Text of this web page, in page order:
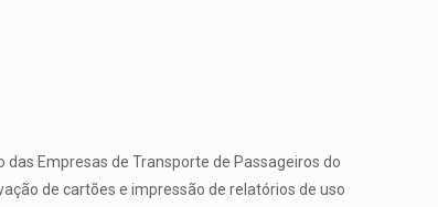
Empresas de Transporte de Passageiros do
de cartões e impressão de relatórios de uso